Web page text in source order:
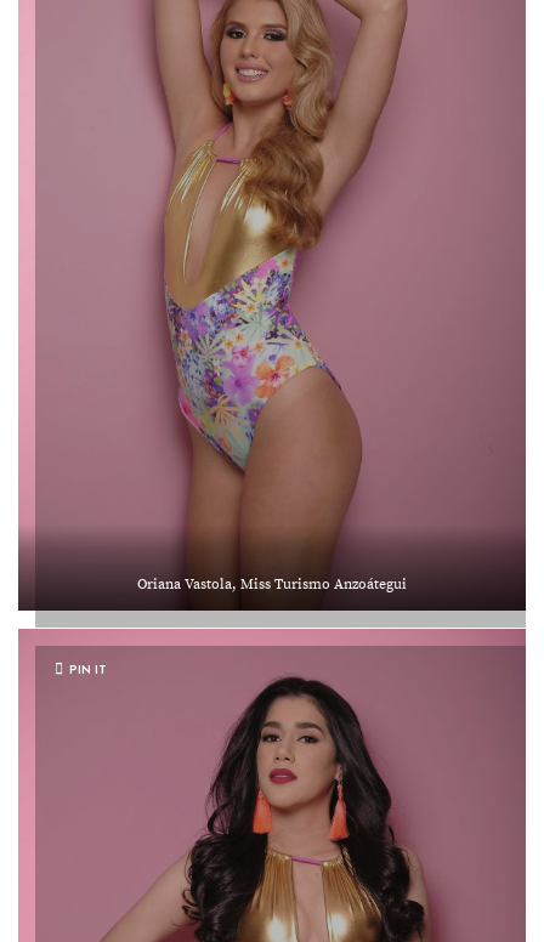
Oriana Vastola, Miss Turismo Anzoátegui
PIN IT